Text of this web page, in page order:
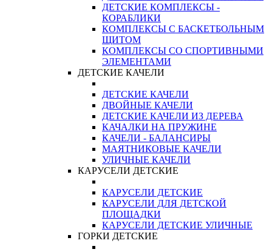
ДЕТСКИЕ КОМПЛЕКСЫ -
КОРАБЛИКИ
КОМПЛЕКСЫ С БАСКЕТБОЛЬНЫМ
ЩИТОМ
КОМПЛЕКСЫ СО СПОРТИВНЫМИ
ЭЛЕМЕНТАМИ
ДЕТСКИЕ КАЧЕЛИ
ДЕТСКИЕ КАЧЕЛИ
ДВОЙНЫЕ КАЧЕЛИ
ДЕТСКИЕ КАЧЕЛИ ИЗ ДЕРЕВА
КАЧАЛКИ НА ПРУЖИНЕ
КАЧЕЛИ - БАЛАНСИРЫ
МАЯТНИКОВЫЕ КАЧЕЛИ
УЛИЧНЫЕ КАЧЕЛИ
КАРУСЕЛИ ДЕТСКИЕ
КАРУСЕЛИ ДЕТСКИЕ
КАРУСЕЛИ ДЛЯ ДЕТСКОЙ
ПЛОЩАДКИ
КАРУСЕЛИ ДЕТСКИЕ УЛИЧНЫЕ
ГОРКИ ДЕТСКИЕ